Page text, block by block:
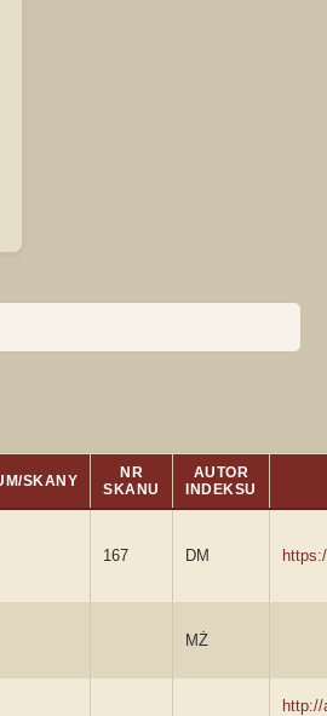
SKANY
NR
SKANU
AUTOR
INDEKSU
167 DM
MŻ